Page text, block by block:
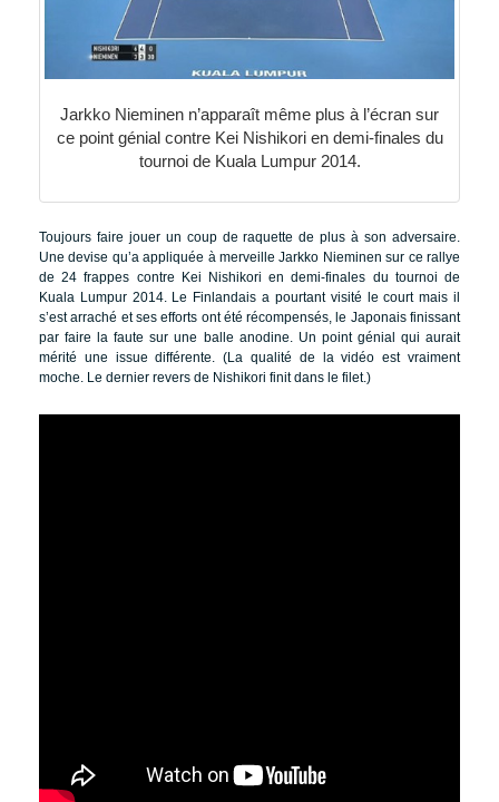
Jarkko Nieminen n’apparaît même plus à l’écran sur
ce point génial contre Kei Nishikori en demi-finales du
tournoi de Kuala Lumpur 2014.
Toujours faire jouer un coup de raquette de plus à son adversaire.
Une devise qu’a appliquée à merveille Jarkko Nieminen sur ce rallye
de 24 frappes contre Kei Nishikori en demi-finales du tournoi de
Kuala Lumpur 2014. Le Finlandais a pourtant visité le court mais il
s’est arraché et ses efforts ont été récompensés, le Japonais finissant
par faire la faute sur une balle anodine. Un point génial qui aurait
mérité une issue différente. (La qualité de la vidéo est vraiment
moche. Le dernier revers de Nishikori finit dans le filet.)